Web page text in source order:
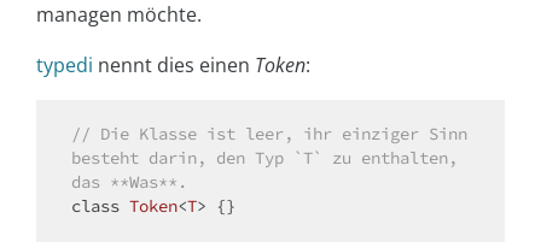
managen möchte.
typedi nennt dies einen Token:
// Die Klasse ist leer, ihr einziger Sinn
besteht darin, den Typ `T` zu enthalten,
das **Was**.
class Token<T> {}